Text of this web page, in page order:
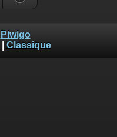
Piwigo
Classique